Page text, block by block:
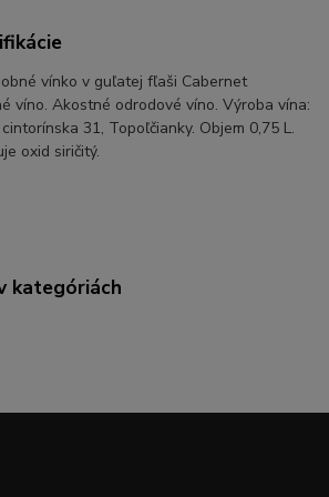
vínko v guľatej fľaši Cabernet
víno. Akostné odrodové víno. Výroba vína:
31, Topoľčianky. Objem 0,75 L.
oxid siričitý.
kategóriách